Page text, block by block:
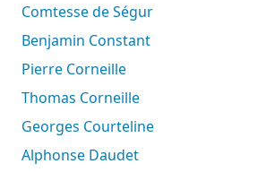
Comtesse de Ségur
Benjamin Constant
Pierre Corneille
Thomas Corneille
Georges Courteline
Alphonse Daudet